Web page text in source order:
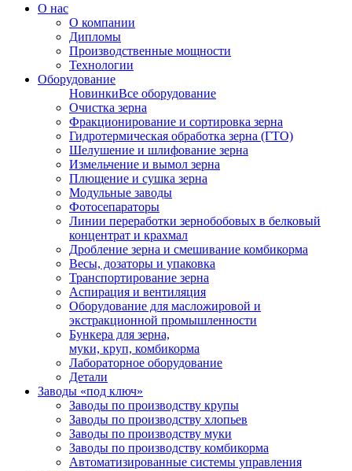
О нас
О компании
Дипломы
Производственные мощности
Технологии
Оборудование
НовинкиВсе оборудование
Очистка зерна
Фракционирование и сортировка зерна
Гидротермическая обработка зерна (ГТО)
Шелушение и шлифование зерна
Измельчение и вымол зерна
Плющение и сушка зерна
Модульные заводы
Фотосепараторы
Линии переработки зернобобовых в белковый
концентрат и крахмал
Дробление зерна и смешивание комбикорма
Весы, дозаторы и упаковка
Транспортирование зерна
Аспирация и вентиляция
Оборудование для масложировой и
экстракционной промышленности
Бункера для зерна,
муки, круп, комбикорма
Лабораторное оборудование
Детали
Заводы «под ключ»
Заводы по производству крупы
Заводы по производству хлопьев
Заводы по производству муки
Заводы по производству комбикорма
Автоматизированные системы управления